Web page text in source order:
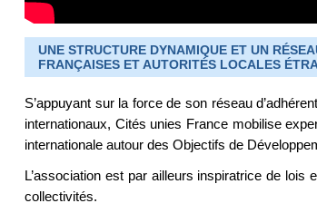
UNE STRUCTURE DYNAMIQUE ET UN
FRANÇAISES ET AUTORITÉS LOCALES
S’appuyant sur la force de son réseau
internationaux, Cités unies France mobilise
internationale autour des Objectifs de
L’association est par ailleurs inspiratrice de lois
collectivités.